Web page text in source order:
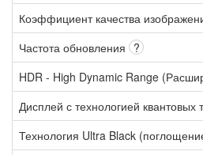
Коэффициент качества
Частота обновления ?
HDR - High Dynamic Range
Дисплей с технологией квантовых
Технология Ultra Black